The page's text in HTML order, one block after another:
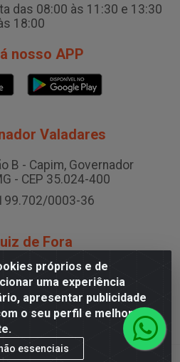
próprios e de
uma experiência
apresentar publicidade
o seu perfil e melhorar a
essenciais
das 08:00 às 11:30 e 13:30
18:00
nosso APP
Valadares
B - Capim, Governador
- CEP 35.024-400
0003-36
de Fora
B2 Condominio Brasil LOG
Juiz de Fora/MG
0005-06